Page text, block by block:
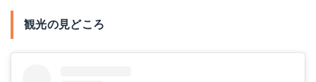
観光の見どころ